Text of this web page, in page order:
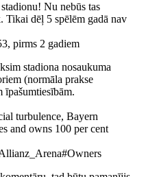
Nu nebūs tas
dēļ 5 spēlēm gadā nav
pirms 2 gadiem
stadiona nosaukuma
(normāla prakse
īpašumtiesībām.
turbulence, Bayern
and owns 100 per cent